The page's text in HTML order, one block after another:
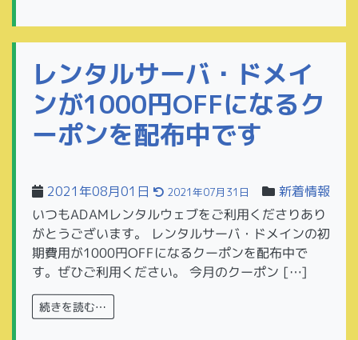
レンタルサーバ・ドメイ
ンが1000円OFFになるク
ーポンを配布中です
2021年08月01日 2021年07月31日 新着情報
いつもADAMレンタルウェブをご利用くださりあり
がとうございます。 レンタルサーバ・ドメインの初
期費用が1000円OFFになるクーポンを配布中で
す。ぜひご利用ください。 今月のクーポン […]
続きを読む…